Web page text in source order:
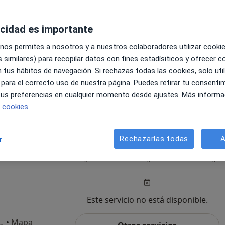
de Alicante • Mapa
45 €
Pedir una cita
Alicante • Mapa
Mañana Lun
Este servicio no está disponible.
es importante
permites a nosotros y a nuestros colaboradores utilizar
similares) para recopilar datos con fines estadísiticos y ofrecer
tus hábitos de navegación. Si rechazas todas las cookies, solo
el correcto uso de nuestra página. Puedes retirar tu
preferencias en cualquier momento desde ajustes. Más
Rechazarlas todas